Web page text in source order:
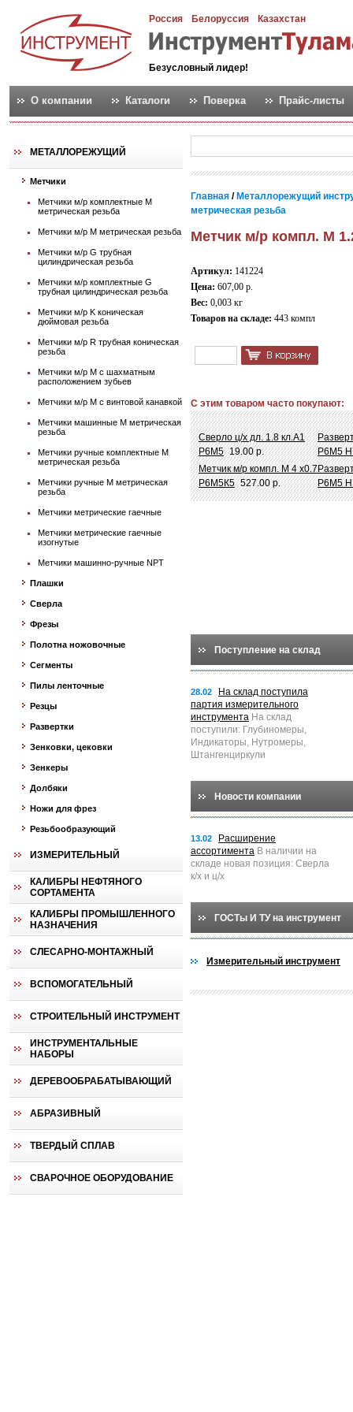
Россия Белоруссия Казахстан
Безусловный лидер!
О компании Каталоги Поверка Прайс-листы
МЕТАЛЛОРЕЖУЩИЙ
Метчики
Метчики м/р комплектные М
метрическая резьба
Метчики м/р М метрическая резьба
Метчики м/р G трубная
цилиндрическая резьба
Метчики м/р комплектные G
трубная цилиндрическая резьба
Метчики м/р K коническая
дюймовая резьба
Метчики м/р R трубная коническая
резьба
Метчики м/р М с шахматным
расположением зубьев
Метчики м/р М с винтовой канавкой
Метчики машинные М метрическая
резьба
Метчики ручные комплектные М
метрическая резьба
Метчики ручные М метрическая
резьба
Метчики метрические гаечные
Метчики метрические гаечные
изогнутые
Метчики машинно-ручные NPT
Плашки
Сверла
Фрезы
Полотна ножовочные
Сегменты
Пилы ленточные
Резцы
Развертки
Зенковки, цековки
Зенкеры
Долбяки
Ножи для фрез
Резьбообразующий
ИЗМЕРИТЕЛЬНЫЙ
КАЛИБРЫ НЕФТЯНОГО
СОРТАМЕНТА
КАЛИБРЫ ПРОМЫШЛЕННОГО
НАЗНАЧЕНИЯ
СЛЕСАРНО-МОНТАЖНЫЙ
ВСПОМОГАТЕЛЬНЫЙ
СТРОИТЕЛЬНЫЙ ИНСТРУМЕНТ
ИНСТРУМЕНТАЛЬНЫЕ
НАБОРЫ
ДЕРЕВООБРАБАТЫВАЮЩИЙ
АБРАЗИВНЫЙ
ТВЕРДЫЙ СПЛАВ
СВАРОЧНОЕ ОБОРУДОВАНИЕ
Главная / Металлорежущий
метрическая резьба
Метчик м/р компл. М
Артикул: 141224
Цена: 607,00 р.
Вес: 0,003 кг
Товаров на складе: 443 компл
С этим товаром часто покупают:
Сверло ц/х дл. 1.8 кл.А1
Р6М5 19.00 р.
Р6М5
Метчик м/р компл. М 4 х0.7
Р6М5К5 527.00 р.
Р6М5
Поступление на склад
28.02
На склад поступила
партия измерительного
инструмента На склад
поступили: Глубиномеры,
Индикаторы, Нутромеры,
Штангенциркули
Новости компании
13.02
Расширение
ассортимента В наличии на
складе новая позиция: Сверла
к/х и ц/х
ГОСТы И ТУ на инструмент
Измерительный инструмент